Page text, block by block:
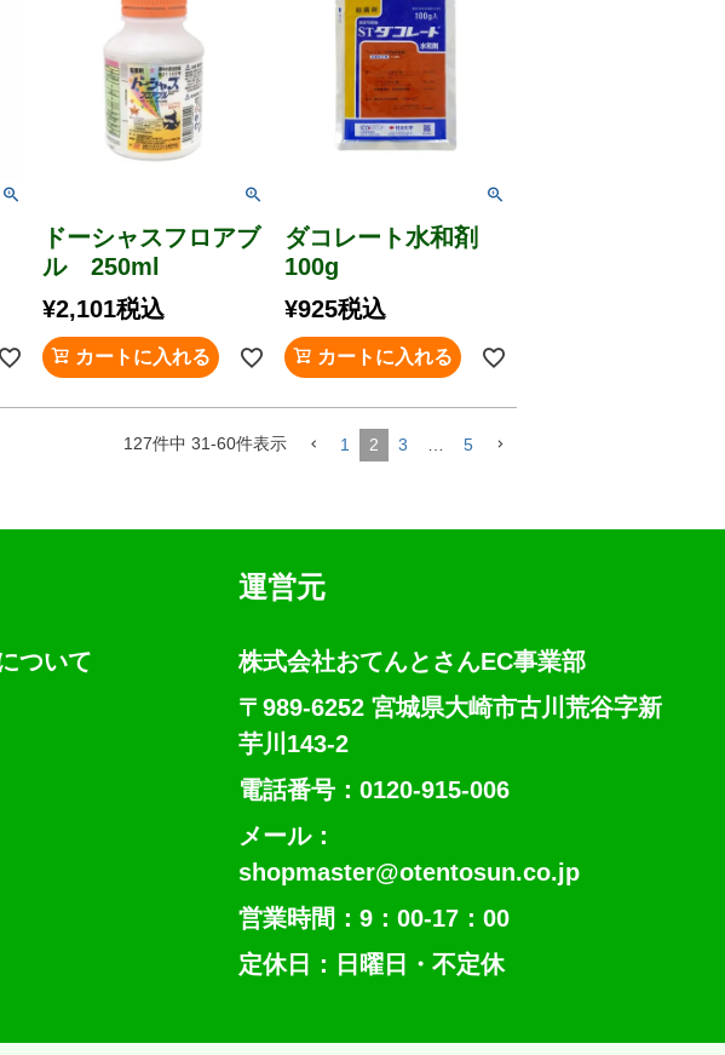
ドーシャスフロアブ
ル 250ml
¥2,101税込
カートに入れる
ダコレート水和剤
100g
¥925税込
カートに入れる
127件中 31-60件表示 1 2 3 5
ついて
運営元
株式会社おてんとさんEC事業部
〒989-6252 宮城県大崎市古川荒谷字新
芋川143-2
電話番号：0120-915-006
メール：
shopmaster@otentosun.co.jp
営業時間：9：00-17：00
定休日：日曜日・不定休